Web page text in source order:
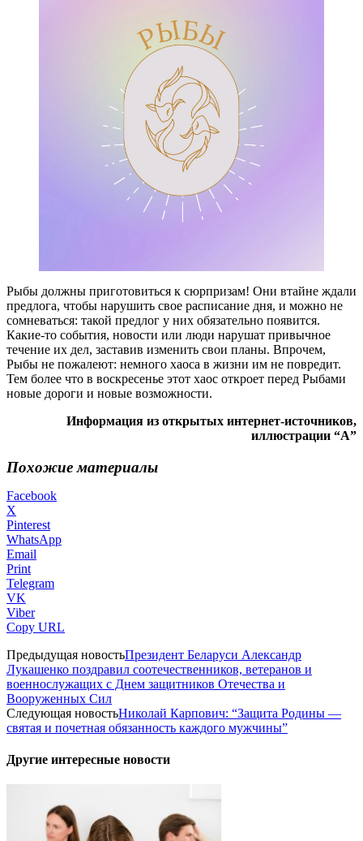
Рыбы должны приготовиться к сюрпризам! Они втайне ждали
предлога, чтобы нарушить свое расписание дня, и можно не
сомневаться: такой предлог у них обязательно появится.
Какие-то события, новости или люди нарушат привычное
течение их дел, заставив изменить свои планы. Впрочем,
Рыбы не пожалеют: немного хаоса в жизни им не повредит.
Тем более что в воскресенье этот хаос откроет перед Рыбами
новые дороги и новые возможности.
Информация из открытых интернет-источников,
иллюстрации “А”
Похожие материалы
Facebook
X
Pinterest
WhatsApp
Email
Print
Telegram
VK
Viber
Copy URL
Предыдущая новостьПрезидент Беларуси Александр
Лукашенко поздравил соотечественников, ветеранов и
военнослужащих с Днем защитников Отечества и
Вооруженных Сил
Следующая новостьНиколай Карпович: “Защита Родины —
святая и почетная обязанность каждого мужчины”
Другие интересные новости